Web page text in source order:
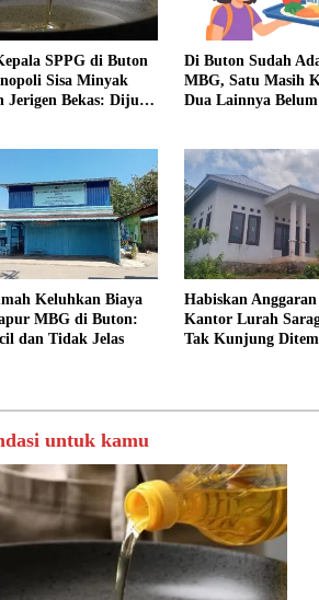
SPPG di Buton
Sisa Minyak
Jerigen Bekas: Dijual
Di Buton Sudah
MBG, Satu Masih
Dua Lainnya
Keluhkan Biaya
MBG di Buton:
dan Tidak Jelas
Habiskan
Kantor Lurah
Tak Kunjung
untuk kamu